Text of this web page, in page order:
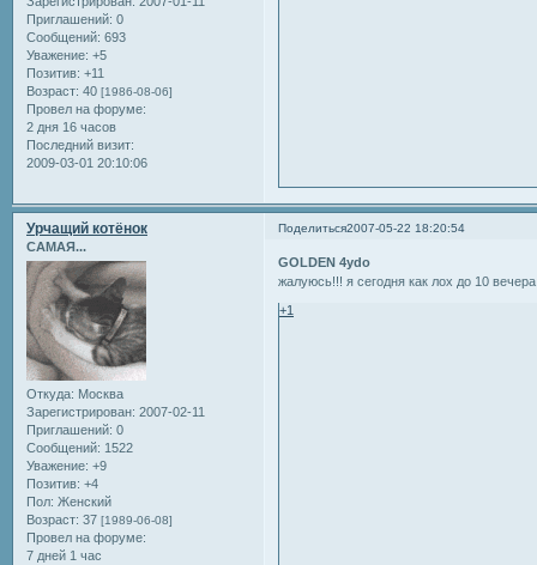
Приглашений: 0
Сообщений: 693
Уважение: +5
Позитив: +11
Возраст: 40 [1986-08-06]
Провел на форуме:
2 дня 16 часов
Последний визит:
2009-03-01 20:10:06
Поделиться2007-05-22 18:20:54
Урчащий котёнок
САМАЯ...
Откуда: Москва
Зарегистрирован: 2007-02-11
Приглашений: 0
Сообщений: 1522
Уважение: +9
Позитив: +4
Пол: Женский
Возраст: 37 [1989-06-08]
Провел на форуме:
7 дней 1 час
GOLDEN 4ydo
жалуюсь!!! я сегодня как лох до 10
+1